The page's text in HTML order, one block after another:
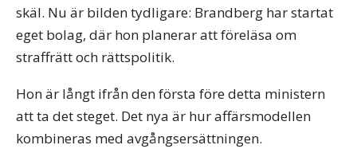
skäl. Nu är bilden tydligare: Brandberg har startat
eget bolag, där hon planerar att föreläsa om
straffrätt och rättspolitik.
Hon är långt ifrån den första före detta ministern
att ta det steget. Det nya är hur affärsmodellen
kombineras med avgångsersättningen.